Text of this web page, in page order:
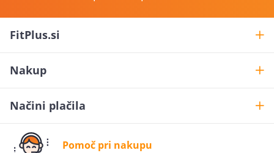
FitPlus.si
Nakup
Načini plačila
Pomoč pri nakupu